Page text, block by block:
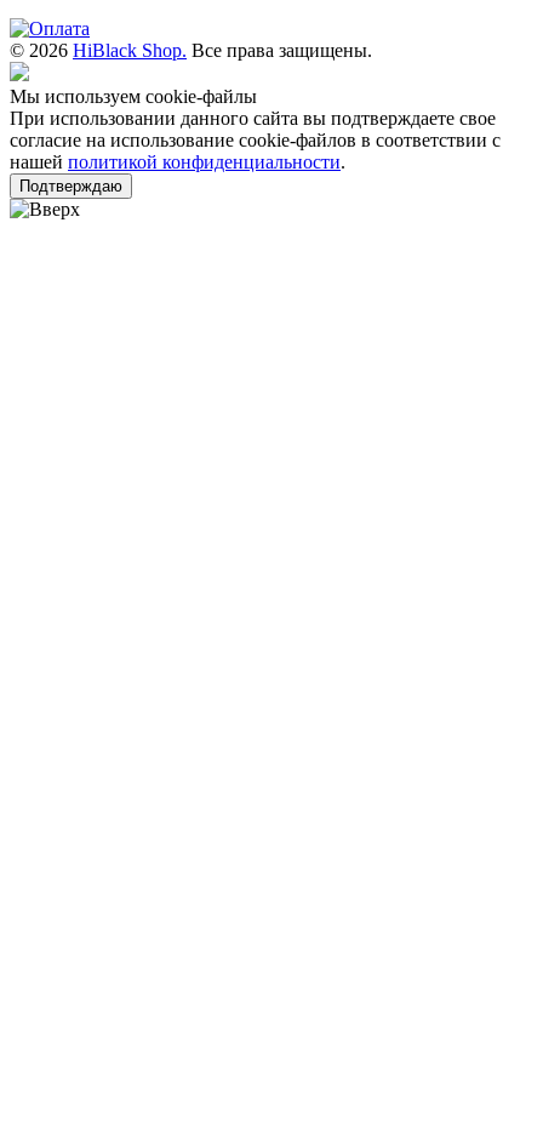
© 2026 HiBlack Shop. Все права защищены.
Мы используем cookie-файлы
При использовании данного сайта вы подтверждаете свое
согласие на использование cookie-файлов в соответствии с
нашей политикой конфиденциальности.
Подтверждаю